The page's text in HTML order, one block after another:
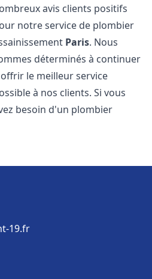
avis clients positifs
notre service de plombier
Paris. Nous
déterminés à continuer
le meilleur service
à nos clients. Si vous
besoin d'un plombier
19.fr